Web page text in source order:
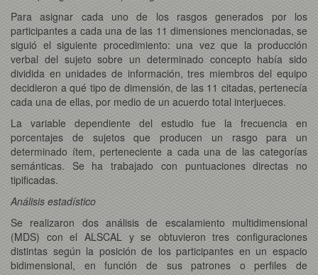
Para asignar cada uno de los rasgos generados por los
participantes a cada una de las 11 dimensiones mencionadas, se
siguió el siguiente procedimiento: una vez que la producción
verbal del sujeto sobre un determinado concepto había sido
dividida en unidades de información, tres miembros del equipo
decidieron a qué tipo de dimensión, de las 11 citadas, pertenecía
cada una de ellas, por medio de un acuerdo total interjueces.
La variable dependiente del estudio fue la frecuencia en
porcentajes de sujetos que producen un rasgo para un
determinado ítem, perteneciente a cada una de las categorías
semánticas. Se ha trabajado con puntuaciones directas no
tipificadas.
Análisis estadístico
Se realizaron dos análisis de escalamiento multidimensional
(MDS) con el ALSCAL y se obtuvieron tres configuraciones
distintas según la posición de los participantes en un espacio
bidimensional, en función de sus patrones o perfiles de